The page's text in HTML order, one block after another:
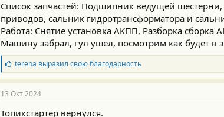
Список запчастей: Подшипник ведущей
приводов, сальник гидротрансформатора и
Работа: Снятие установка АКПП, Разборка
Машину забрал, гул ушел, посмотрим как будет в
Б
л
а
г
о
д
terena выразил свою благодарность
13 Окт 2024
Топикстартер вернулся.